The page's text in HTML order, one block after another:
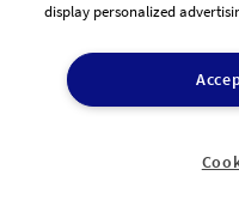
#158 Logo-Design
display personalized